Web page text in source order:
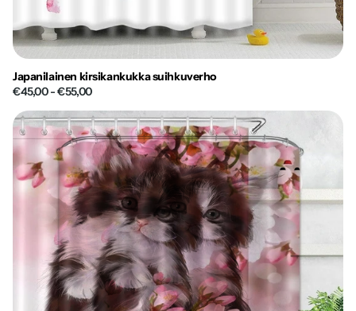
Japanilainen kirsikankukka suihkuverho
€45,00- €55,00